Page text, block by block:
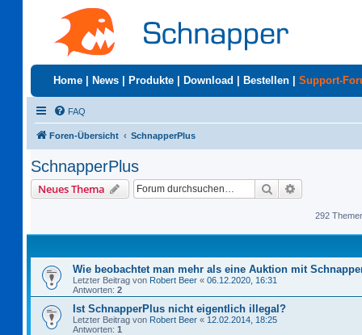
Home News Produkte Download Bestellen Support-
FAQ
Foren-Übersicht SchnapperPlus
SchnapperPlus
Neues Thema Suche
292
Wie beobachtet man mehr als eine Auktion mit
Letzter Beitrag von Robert Beer « 06.12.2020, 16:31
Antworten: 2
Ist SchnapperPlus nicht eigentlich illegal?
Letzter Beitrag von Robert Beer « 12.02.2014, 18:25
Antworten: 1